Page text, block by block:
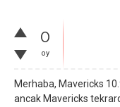
0
oy
Merhaba, Mavericks
ancak Mavericks